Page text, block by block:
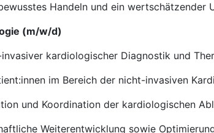
Handeln und ein wertschätzender
(m/w/d)
kardiologischer Diagnostik und
im Bereich der nicht-invasiven
und Koordination der kardiologischen
Weiterentwicklung sowie